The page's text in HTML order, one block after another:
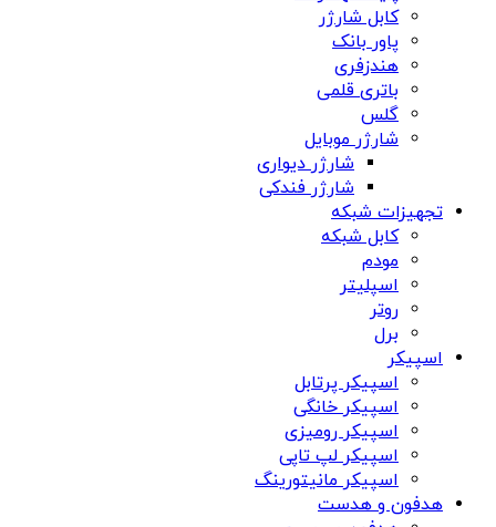
کابل شارژر
پاور بانک
هندزفری
باتری قلمی
گلس
شارژر موبایل
شارژر دیواری
شارژر فندکی
تجهیزات شبکه
کابل شبکه
مودم
اسپلیتر
روتر
برل
اسپیکر
اسپیکر پرتابل
اسپیکر خانگی
اسپیکر رومیزی
اسپیکر لپ تاپی
اسپیکر مانیتورینگ
هدفون و هدست